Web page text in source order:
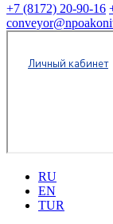
+7 (8172) 20-90-16
RU
EN
TUR